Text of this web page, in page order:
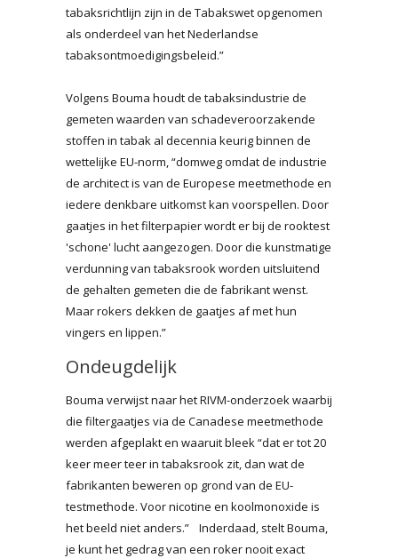
tabaksrichtlijn zijn in de Tabakswet opgenomen
als onderdeel van het Nederlandse
tabaksontmoedigingsbeleid.”
Volgens Bouma houdt de tabaksindustrie de
gemeten waarden van schadeveroorzakende
stoffen in tabak al decennia keurig binnen de
wettelijke EU-norm, “domweg omdat de industrie
de architect is van de Europese meetmethode en
iedere denkbare uitkomst kan voorspellen. Door
gaatjes in het filterpapier wordt er bij de rooktest
'schone' lucht aangezogen. Door die kunstmatige
verdunning van tabaksrook worden uitsluitend
de gehalten gemeten die de fabrikant wenst.
Maar rokers dekken de gaatjes af met hun
vingers en lippen.”
Ondeugdelijk
Bouma verwijst naar het RIVM-onderzoek waarbij
die filtergaatjes via de Canadese meetmethode
werden afgeplakt en waaruit bleek “dat er tot 20
keer meer teer in tabaksrook zit, dan wat de
fabrikanten beweren op grond van de EU-
testmethode. Voor nicotine en koolmonoxide is
het beeld niet anders.” Inderdaad, stelt Bouma,
je kunt het gedrag van een roker nooit exact